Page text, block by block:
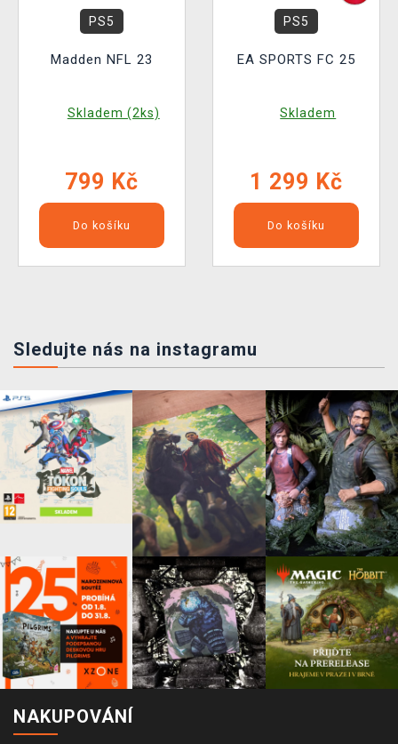
PS5
Madden NFL 23
Skladem (2ks)
799 Kč
Do košíku
PS5
EA SPORTS FC 25
Skladem
1 299 Kč
Do košíku
Sledujte nás na instagramu
NAKUPOVÁNÍ